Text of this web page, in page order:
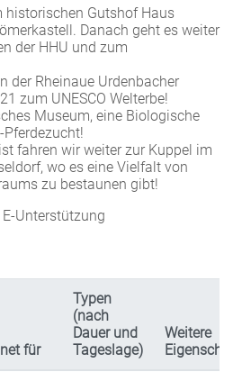
Gutshof Haus
Danach geht es weiter
der HHU und zum
der Rheinaue Urdenbacher
zum UNESCO Welterbe!
Museum, eine Biologische
fahren wir weiter zur Kuppel im
wo es eine Vielfalt von
zu bestaunen gibt!
Unterstützung
für
Typen
(nach
Dauer und
Tageslage)
Weitere